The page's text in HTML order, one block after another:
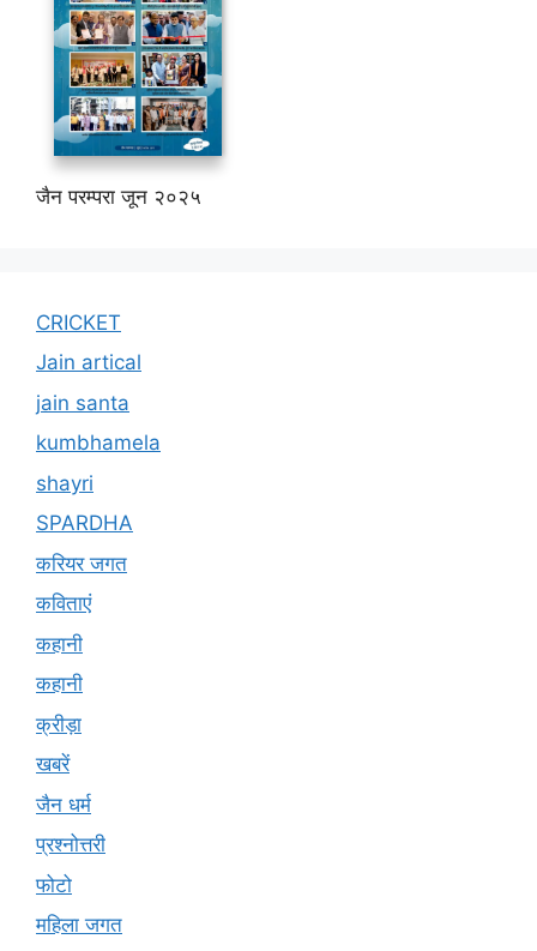
जैन परम्परा जून २०२५
CRICKET
Jain artical
jain santa
kumbhamela
shayri
SPARDHA
करियर जगत
कविताएं
कहानी
कहानी
क्रीड़ा
खबरें
जैन धर्म
प्रश्नोत्तरी
फोटो
महिला जगत